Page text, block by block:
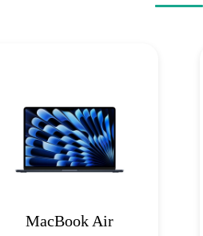
MacBook Air